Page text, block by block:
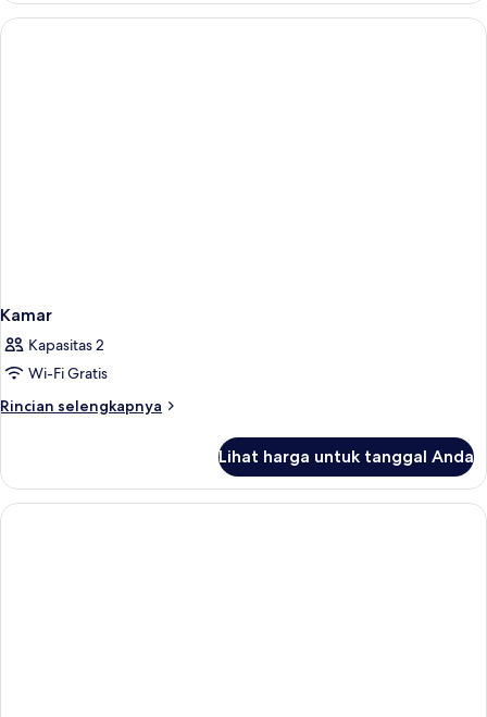
Kamar
Kapasitas 2
Wi-Fi Gratis
Rincian selengkapnya
Rincian
Kamar
Lihat harga untuk tanggal Anda